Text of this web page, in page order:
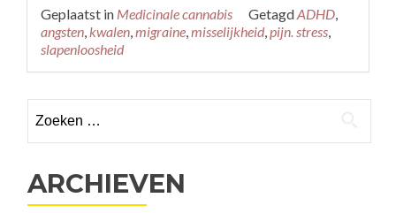
about
Zo
je
alledaagse
Geplaatst in Medicinale cannabis GetagdADHD,
angsten,kwalen,migraine,misselijkheid,pijn. stress,
slapenloosheid
naar:
ARCHIEVEN